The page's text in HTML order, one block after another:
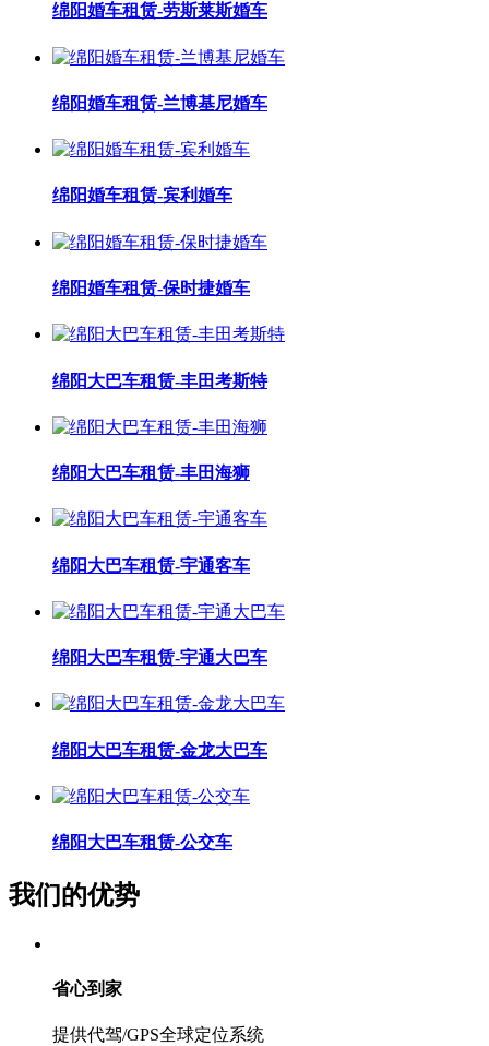
绵阳婚车租赁-劳斯莱斯婚车
绵阳婚车租赁-兰博基尼婚车
绵阳婚车租赁-宾利婚车
绵阳婚车租赁-保时捷婚车
绵阳大巴车租赁-丰田考斯特
绵阳大巴车租赁-丰田海狮
绵阳大巴车租赁-宇通客车
绵阳大巴车租赁-宇通大巴车
绵阳大巴车租赁-金龙大巴车
绵阳大巴车租赁-公交车
我们的优势
省心到家
提供代驾/GPS全球定位系统